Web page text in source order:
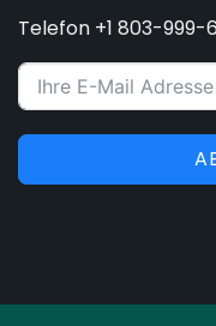
Telefon +1 803-999-